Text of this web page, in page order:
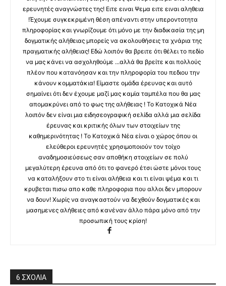
ερευνητές αναγνώστες της! Ειτε ειναι Ψεμα ειτε ειναι αληθεια
!Έχουμε συγκεκριμένη θέση απέναντι στην υπεροντοτητα
πληροφορίας και γνωρίζουμε ότι μόνο με την διαδικασία της μη
δογματικής αλήθειας μπορείς να ακολουθήσεις τα χνάρια της
πραγματικής αλήθειας! Εδώ λοιπόν θα βρειτε ότι θέλει το πεδίο
να μας κάνει να ασχοληθούμε ...αλλά θα βρείτε και πολλούς
πλέον που κατανόησαν και την πληροφορία του πεδιου την
κάνουν κομματάκια! Είμαστε ομάδα έρευνας και αυτό
σημαίνει ότι δεν έχουμε μαζί μας καμία ταμπέλα που θα μας
απομακρύνει από το φως της αλήθειας ! Το Κατοχικά Νέα
λοιπόν δεν είναι μια ειδησεογραφική σελίδα αλλά μια σελίδα
έρευνας και κριτικής όλων των στοιχείων της
καθημερινότητας ! Το Κατοχικά Νέα είναι ο χώρος όπου οι
ελεύθεροι ερευνητές χρησιμοποιούν τον τοίχο
αναδημοσιεύσεως σαν αποθήκη στοιχείων σε πολύ
μεγαλύτερη έρευνα από ότι το φανερό έτσι ώστε μόνοι τους
να καταλήξουν στο τι είναι αλήθεια και τι είναι ψέμα και τι
κρυβεται πισω απο καθε πληροφορια που αλλοι δεν μπορουν
να δουν! Χωρίς να αναγκαστούν να δεχθούν δογματικές και
μασημενες αλήθειες από κανέναν άλλο πάρα μόνο από την
προσωπική τους κρίση!
6 ΣΧΟΛΙΑ